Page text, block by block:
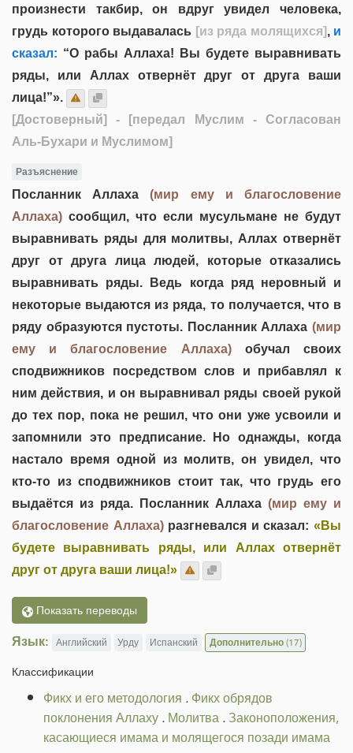
произнести такбир, он вдруг увидел человека,
грудь которого выдавалась [из ряда молящихся],и
сказал: “О рабы Аллаха! Вы будете выравнивать
ряды, или Аллах отвернёт друг от друга ваши
лица!”».
[Достоверный]
- [передал Муслим - Согласован
Аль-Бухари и Муслимом]
Разъяснение
Посланник Аллаха(мир ему и благословение
Аллаха) сообщил, что если мусульмане не будут
выравнивать ряды для молитвы, Аллах отвернёт
друг от друга лица людей, которые отказались
выравнивать ряды. Ведь когда ряд неровный и
некоторые выдаются из ряда, то получается, что в
ряду образуются пустоты. Посланник Аллаха (мир
ему и благословение Аллаха)обучал своих
сподвижников посредством слов и прибавлял к
ним действия, и он выравнивал ряды своей рукой
до тех пор, пока не решил, что они уже усвоили и
запомнили это предписание. Но однажды, когда
настало время одной из молитв, он увидел, что
кто-то из сподвижников стоит так, что грудь его
выдаётся из ряда. Посланник Аллаха (мир ему и
благословение Аллаха)разгневался и сказал:«Вы
будете выравнивать ряды, или Аллах отвернёт
друг от друга ваши лица!»
Показать переводы
Язык: Английский Урду Испанский Дополнительно(17)
Классификации
Фикх и его методология .Фикх обрядов
поклонения Аллаху.Молитва.Законоположения,
касающиеся имама и молящегося позади имама